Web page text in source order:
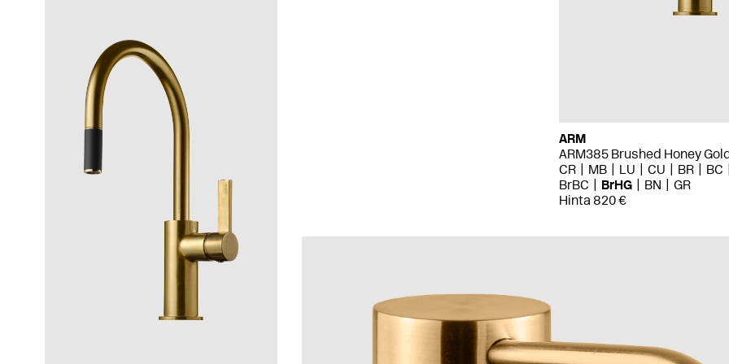
ARM
ARM385 Brushed Honey
CR
MB LU CU BR
BC
BrBC
BrHG BN
GR
Hinta 820 €